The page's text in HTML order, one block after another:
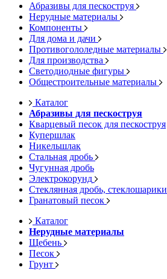
Абразивы для пескоструя
Нерудные материалы
Компоненты
Для дома и дачи
Противогололедные материалы
Для производства
Светодиодные фигуры
Общестроительные материалы
Каталог
Абразивы для пескоструя
Кварцевый песок для пескоструя
Купершлак
Никельшлак
Стальная дробь
Чугунная дробь
Электрокорунд
Стеклянная дробь, стеклошарики
Гранатовый песок
Каталог
Нерудные материалы
Щебень
Песок
Грунт